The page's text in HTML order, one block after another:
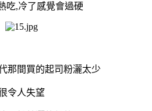
吃,冷了感覺會過硬
那間買的起司粉灑太少
令人失望